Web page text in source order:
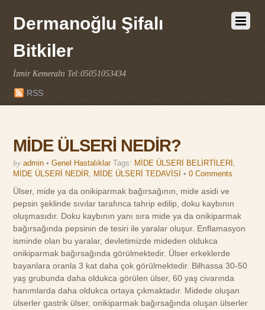
Dermanoğlu Şifalı
Bitkiler
İzmir Kemeraltı Tel:05051053434
RSS
MİDE ÜLSERİ NEDİR?
by admin • Genel Hastalıklar Tags: MİDE ÜLSERİ BELİRTİLERİ ,
MİDE ÜLSERİ NEDİR, MİDE ÜLSERİ TEDAVİSİ •0 Comments
Ülser, mide ya da onikiparmak bağırsağının, mide asidi ve
pepsin şeklinde sıvılar tarafınca tahrip edilip, doku kaybının
oluşmasıdır. Doku kaybının yanı sıra mide ya da onikiparmak
bağırsağında pepsinin de tesiri ile yaralar oluşur. Enflamasyon
isminde olan bu yaralar, devletimizde mideden oldukca
onikiparmak bağırsağında görülmektedir. Ülser erkeklerde
bayanlara oranla 3 kat daha çok görülmektedir. Bilhassa 30-50
yaş grubunda daha oldukca görülen ülser, 60 yaş civarında
hanımlarda daha oldukca ortaya çıkmaktadır. Midede oluşan
ülserler gastrik ülser, onikiparmak bağırsağında oluşan ülserler